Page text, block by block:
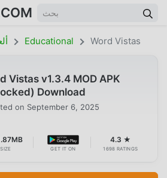
Educational Word Vistas
Vistas v1.3.4 MOD APK
Download
on September 6, 2025
SIZE GET IT ON
4.3 ★
1698 RATINGS